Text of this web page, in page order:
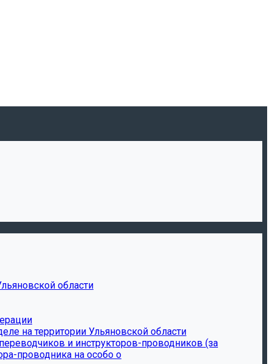
области
на территории Ульяновской области
и инструкторов-проводников (за
проводника на особо о